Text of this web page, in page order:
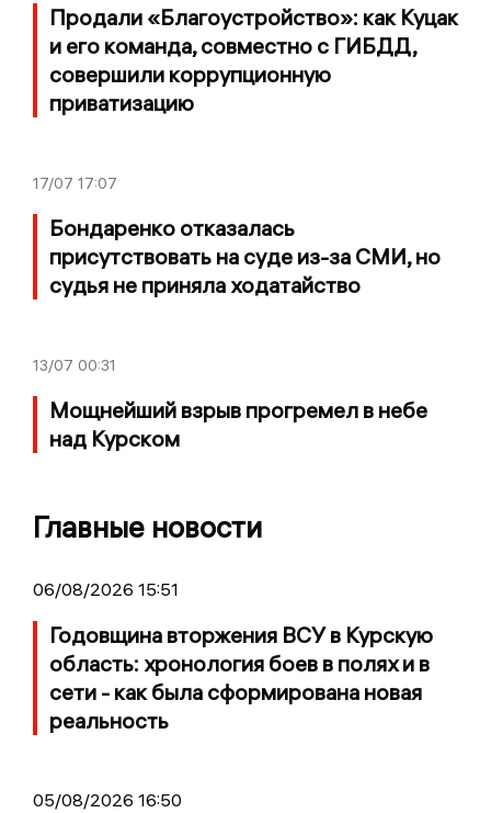
Продали «Благоустройство»: как Куцак
и его команда, совместно с ГИБДД,
совершили коррупционную
приватизацию
17/07 17:07
Бондаренко отказалась
присутствовать на суде из-за СМИ, но
судья не приняла ходатайство
13/07 00:31
Мощнейший взрыв прогремел в небе
над Курском
Главные новости
06/08/2026 15:51
Годовщина вторжения ВСУ в Курскую
область: хронология боев в полях и в
сети - как была сформирована новая
реальность
05/08/2026 16:50